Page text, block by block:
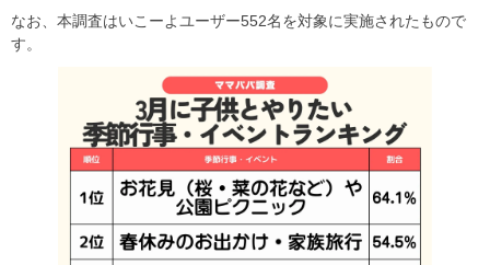
なお、本調査はいこーよユーザー552名を対象に実施されたもので
す。